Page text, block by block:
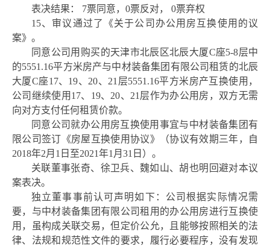
表决结果：
7票同意，0票反对， 0票弃权
15、审议通过了《关于公司办公用房互换使用的议
案》。
同意公司用购买的天津市北辰区北辰大厦C座5-8层中
的5551.16平方米房产与中材装备集团有限公司租赁的北辰
大厦C座17、19、20、21层5551.16平方米房产互换使用，
公司继续使用17、19、20、21层作为办公用房，双方无需
向对方支付任何租赁价款。
同意公司就办公用房互换使用事宜与中材装备集团有
限公司签订《房屋互换使用协议》（协议有效期三年，自
2018年2月1日至2021年1月31日）。
关联董事张奇、徐卫兵、魏如山、胡也明回避对本议
案表决。
独立董事事前认可声明如下：公司根据实际情况需
要，与中材装备集团有限公司租用的办公用房进行互换使
用，虽构成关联交易，但定价公允，且能够按照相关的法
律、法规和规范性文件的要求，履行必要程序，没有发现